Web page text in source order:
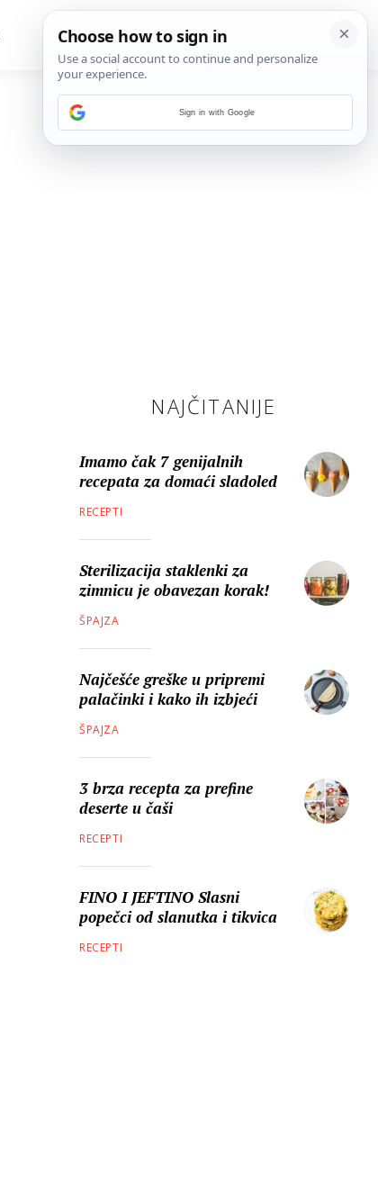
NAJČITANIJE
Imamo čak 7 genijalnih
recepata za domaći sladoled
RECEPTI
Sterilizacija staklenki za
zimnicu je obavezan korak!
ŠPAJZA
Najčešće greške u pripremi
palačinki i kako ih izbjeći
ŠPAJZA
3 brza recepta za prefine
deserte u čaši
RECEPTI
FINO I JEFTINO Slasni
popečci od slanutka i tikvica
RECEPTI
Sign in with Google